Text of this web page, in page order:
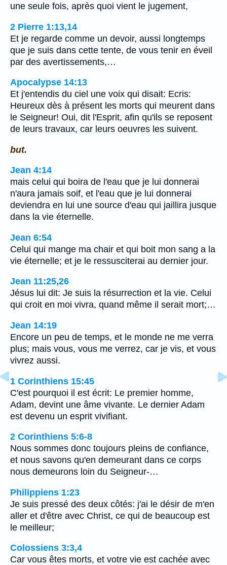
une seule fois, après quoi vient le jugement,
2 Pierre 1:13,14
Et je regarde comme un devoir, aussi longtemps
que je suis dans cette tente, de vous tenir en éveil
par des avertissements,…
Apocalypse 14:13
Et j'entendis du ciel une voix qui disait: Ecris:
Heureux dès à présent les morts qui meurent dans
le Seigneur! Oui, dit l'Esprit, afin qu'ils se reposent
de leurs travaux, car leurs oeuvres les suivent.
but.
Jean 4:14
mais celui qui boira de l'eau que je lui donnerai
n'aura jamais soif, et l'eau que je lui donnerai
deviendra en lui une source d'eau qui jaillira jusque
dans la vie éternelle.
Jean 6:54
Celui qui mange ma chair et qui boit mon sang a la
vie éternelle; et je le ressusciterai au dernier jour.
Jean 11:25,26
Jésus lui dit: Je suis la résurrection et la vie. Celui
qui croit en moi vivra, quand même il serait mort;…
Jean 14:19
Encore un peu de temps, et le monde ne me verra
plus; mais vous, vous me verrez, car je vis, et vous
vivrez aussi.
1 Corinthiens 15:45
C'est pourquoi il est écrit: Le premier homme,
Adam, devint une âme vivante. Le dernier Adam
est devenu un esprit vivifiant.
2 Corinthiens 5:6-8
Nous sommes donc toujours pleins de confiance,
et nous savons qu'en demeurant dans ce corps
nous demeurons loin du Seigneur-…
Philippiens 1:23
Je suis pressé des deux côtés: j'ai le désir de m'en
aller et d'être avec Christ, ce qui de beaucoup est
le meilleur;
Colossiens 3:3,4
Car vous êtes morts, et votre vie est cachée avec